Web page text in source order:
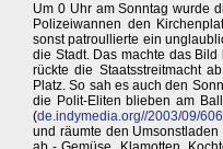
Um 0 Uhr am Sonntag wurde
Polizeiwannen den
sonst patroullierte ein
die Stadt. Das machte das
rückte die Staatsstreitmacht
Platz. So sah es auch den
die Polit-Eliten blieben am
(de.indymedia.org//2003/09/
und räumte den